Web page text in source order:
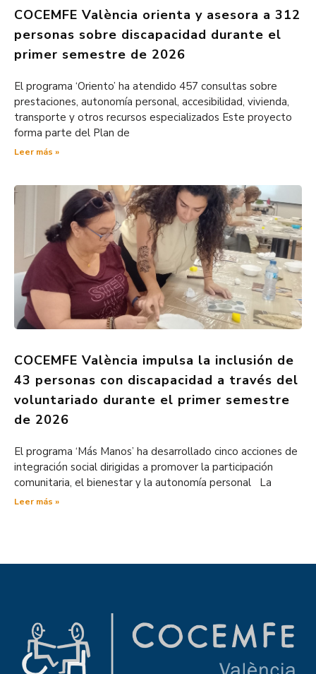
COCEMFE València orienta y asesora a 312
personas sobre discapacidad durante el
primer semestre de 2026
El programa ‘Oriento’ ha atendido 457 consultas sobre
prestaciones, autonomía personal, accesibilidad, vivienda,
transporte y otros recursos especializados Este proyecto
forma parte del Plan de
Leer más »
COCEMFE València impulsa la inclusión de
43 personas con discapacidad a través del
voluntariado durante el primer semestre
de 2026
El programa ‘Más Manos’ ha desarrollado cinco acciones de
integración social dirigidas a promover la participación
comunitaria, el bienestar y la autonomía personal La
Leer más »